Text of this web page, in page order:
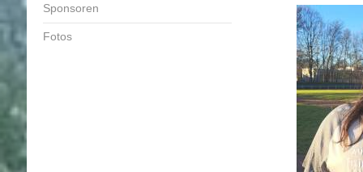
Sponsoren
Fotos